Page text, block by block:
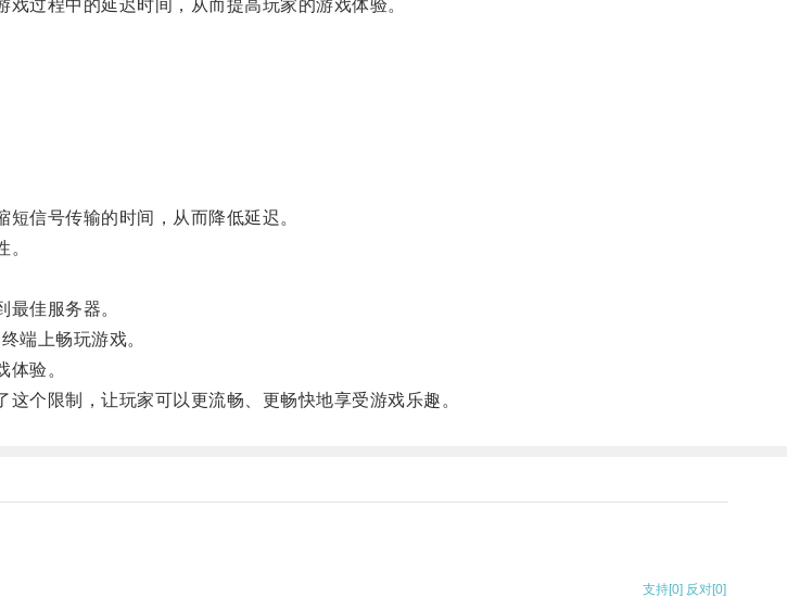
过程中的延迟时间，从而提高玩家的游戏体验。
信号传输的时间，从而降低延迟。
佳服务器。
端上畅玩游戏。
验。
个限制，让玩家可以更流畅、更畅快地享受游戏乐趣。
支持[0] 反对[0]